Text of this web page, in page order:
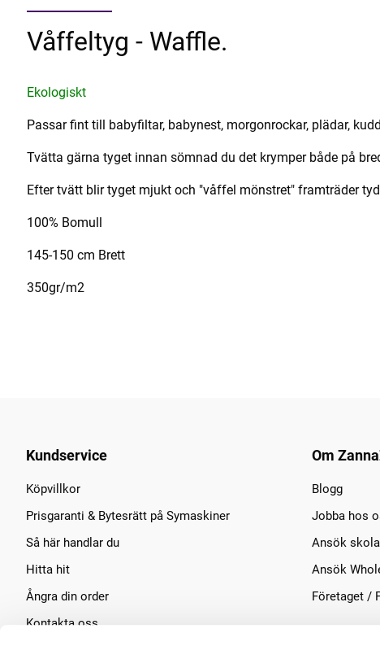
Våffeltyg - Waffle.
Ekologiskt
Passar fint till babyfiltar, babynest, morgonrockar, plädar,
Tvätta gärna tyget innan sömnad du det krymper både på
Efter tvätt blir tyget mjukt och "våffel mönstret" framträder
100% Bomull
145-150 cm Brett
350gr/m2
Kundservice
Köpvillkor
Prisgaranti & Bytesrätt på Symaskiner
Så här handlar du
Hitta hit
Ångra din order
Kontakta oss
Om
Blogg
Jobba hos
Ansök
Ansök
Företaget /